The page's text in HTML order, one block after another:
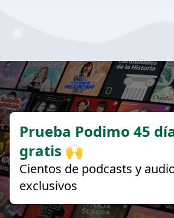
Prueba Podimo 45
gratis 🙌
Cientos de podcasts y
exclusivos